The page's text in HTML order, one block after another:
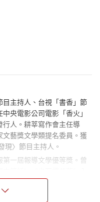
目主持人、台視「書香」節
央電影公司電影「香火」
人。耕莘寫作會主任導
文藝獎文學類提名委員。獲
現〉節目主持人。
一屆報導文學優等獎。曾
告班長》《部落‧斯卡也
、〈雪落無聲〉入選九十